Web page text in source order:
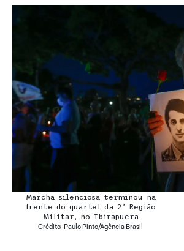
Marcha silenciosa terminou na
frente do quartel da 2ª Região
Militar, no Ibirapuera
Crédito: Paulo Pinto/Agência Brasil